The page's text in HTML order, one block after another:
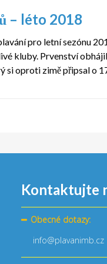
– léto 2018
pro letní sezónu
kluby. Prvenství
oproti zimě připsal o
Kontaktujte
Obecné dotazy:
info@plavanimb.cz